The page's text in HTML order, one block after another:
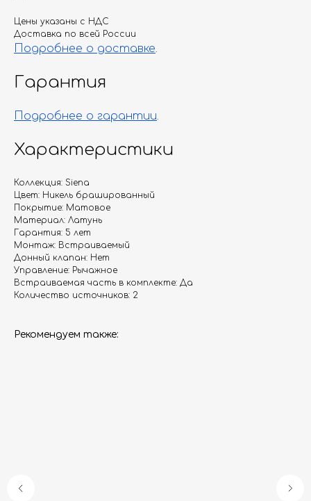
Цены указаны с НДС
Доставка по всей России
Подробнее о доставке.
Гарантия
Подробнее о гарантии.
Характеристики
Коллекция: Siena
Цвет: Никель брашированный
Покрытие: Матовое
Материал: Латунь
Гарантия: 5 лет
Монтаж: Встраиваемый
Донный клапан: Нет
Управление: Рычажное
Встраиваемая часть в комплекте: Да
Количество источников: 2
Рекомендуем также:
+7 (495) 782-78-74